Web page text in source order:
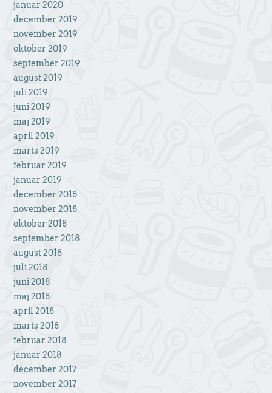
januar 2020
december 2019
november 2019
oktober 2019
september 2019
august 2019
juli 2019
juni 2019
maj 2019
april 2019
marts 2019
februar 2019
januar 2019
december 2018
november 2018
oktober 2018
september 2018
august 2018
juli 2018
juni 2018
maj 2018
april 2018
marts 2018
februar 2018
januar 2018
december 2017
november 2017